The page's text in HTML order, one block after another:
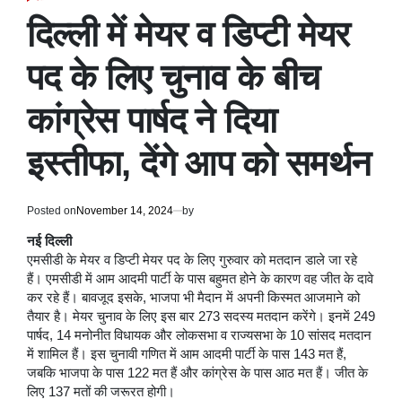
IN
दिल्ली में मेयर व डिप्टी मेयर
पद के लिए चुनाव के बीच
कांग्रेस पार्षद ने दिया
इस्तीफा, देंगे आप को समर्थन
Posted onNovember 14, 2024 by
नई दिल्ली
एमसीडी के मेयर व डिप्टी मेयर पद के लिए गुरुवार को मतदान डाले जा रहे
हैं। एमसीडी में आम आदमी पार्टी के पास बहुमत होने के कारण वह जीत के दावे
कर रहे हैं। बावजूद इसके, भाजपा भी मैदान में अपनी किस्मत आजमाने को
तैयार है। मेयर चुनाव के लिए इस बार 273 सदस्य मतदान करेंगे। इनमें 249
पार्षद, 14 मनोनीत विधायक और लोकसभा व राज्यसभा के 10 सांसद मतदान
में शामिल हैं। इस चुनावी गणित में आम आदमी पार्टी के पास 143 मत हैं,
जबकि भाजपा के पास 122 मत हैं और कांग्रेस के पास आठ मत हैं। जीत के
लिए 137 मतों की जरूरत होगी।